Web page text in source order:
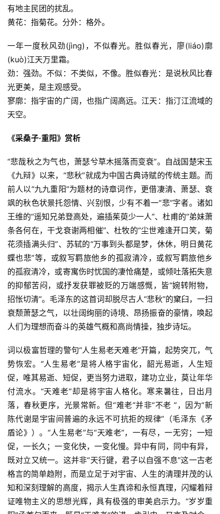
有地主民团的扰乱。
黄花：指菊花。分外：格外。
一年一度秋风劲(jìng)，不似春光。胜似春光，廖(liáo)廓
(kuò)江天万里霜。
劲：强劲。不似：不类似，不像。胜似春光：是说秋风比春
光更美，是主观感受。
寥廓：指宇宙的广阔，也指广阔高远。江天：指汀江流域的
天空。
《采桑子·重阳》赏析
“悲哉秋之为气也，萧瑟兮草木摇落而变衰”。自战国楚宋玉
《九辩》以来，“悲秋”就成为中国古典诗赋的传统主题。而
前人以“九九重阳”为题材的诗章词作，更借凄清、萧瑟、衰
飒的秋色状景托怨情、兴别恨，少有不着一“悲”字者。诸如
王维的“遥知兄弟登高处，遍插茱萸少一人”、杜甫的“弟妹萧
条各何在，干戈衰谢两相催”、杜牧的“尘世难逢开口笑，菊
花须插满头归”、苏轼的“万事到头都是梦，休休，明日黄花
蝶也悲”等，或叙写羁旅他乡的孤寂清冷，或叙写羁旅他乡
的孤寂清冷，或寄寓伤时忧国的凄怆痛楚，或倾吐落拓失意
的抑郁苦闷，或抒发获罪被贬的万端感慨，皆“婉转附物，
招怅切清”。毛泽东的这首词却脱尽古人“悲秋”的窠臼，一扫
衰颓萧瑟之气，以壮阔绚丽的诗境、昂扬振奋的豪情，唤起
人们为理想而奋斗的英雄气概和高尚情操，独步诗坛。
词以极富哲理的警句“人生易老天难老”开篇，起势突兀，气
势恢宏。“人生易老”是将人格宇宙化，韶光易逝，人生短
促，唯其易逝、短促，更当努力进取，建功立业，莫让年华
付流水。“天难老”却是将宇宙人格化。寒来暑往，日出月
落，春秋更序，光景常新。但“难老”并非“不老 ”，因为“新
陈代谢是宇宙间普遍的永远不可抗拒的规律”（毛泽东《矛
盾论》）。“人生易老”与“天难老”，一有尽，一无穷；一短
促，一长久；一变化快，一变化慢。异中有同，同中有异，
既对立又统一。这并非“天行键，君子以自强不息”这一古老
格言的简单趋附，而是立足于对宇宙、人生的清理并茂的认
知和深刻理解的高度，揭示人生真谛和永恒真理，闪耀着辩
证唯物主义的思想光辉，具有极强的审美启示力。“岁岁重